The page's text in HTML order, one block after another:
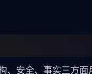
、安全、事实三方